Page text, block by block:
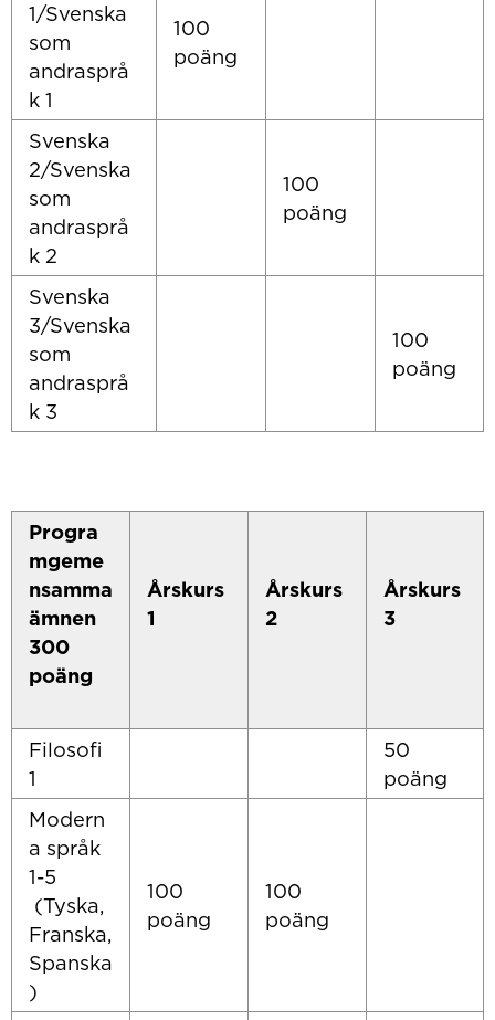
1/Svenska
som
andrasprå
k 1
100
poäng
Svenska
2/Svenska
som
andrasprå
k 2
100
poäng
Svenska
3/Svenska
som
andrasprå
k 3
100
poäng
Progra
mgeme
nsamma
ämnen
300
poäng
Årskurs
1
Årskurs
2
Årskurs
3
Filosofi
1
50
poäng
Modern
a språk
1-5
(Tyska,
Franska,
Spanska
)
100
poäng
100
poäng